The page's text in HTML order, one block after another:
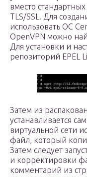
вместо
TLS/SSL. Для
использовать ОС
OpenVPN можно
Для установки и
репозиторий EPEL
Затем из
устанавливается
виртуальной сети
файл, который
Затем следует
и корректировки
комментарий из